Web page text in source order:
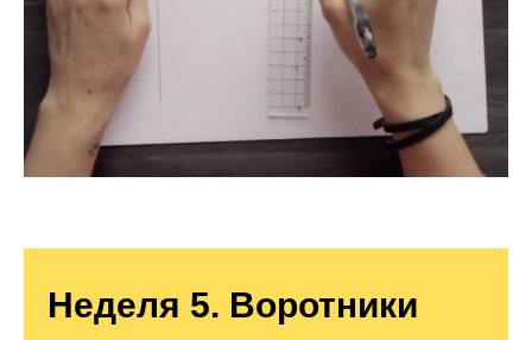
Неделя 5. Воротники